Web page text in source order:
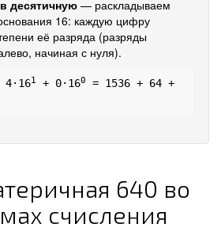
десятичную — раскладываем
16: каждую цифру
её разряда (разряды
начиная с нуля).
4·161 + 0·160
= 1536 + 64 +
640 во
счисления